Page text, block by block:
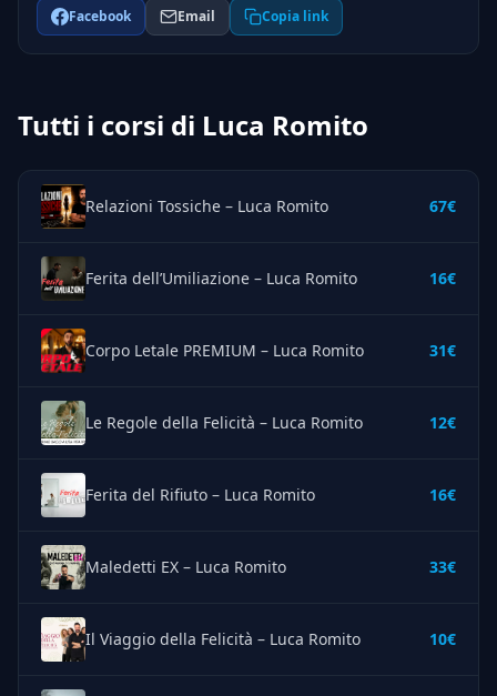
Facebook
Email Copia link
Tutti i corsi di Luca Romito
Relazioni Tossiche – Luca Romito 67€
Ferita dell’Umiliazione – Luca Romito 16€
Corpo Letale PREMIUM – Luca Romito 31€
Le Regole della Felicità – Luca Romito 12€
Ferita del Rifiuto – Luca Romito 16€
Maledetti EX – Luca Romito 33€
Il Viaggio della Felicità – Luca Romito 10€